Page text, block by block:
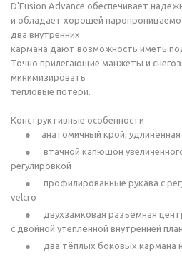
D'Fusion Advance обеспечивает
и обладает хорошей
два внутренних
кармана дают возможность иметь
Точно прилегающие манжеты и
минимизировать
тепловые потери.
Конструктивные особенности
анатомичный крой, удлинённая
втачной капюшон
регулировкой
профилированные рукава с
velcro
двухзамковая разъёмная
с двойной утеплённой внутренней
два тёплых боковых кармана